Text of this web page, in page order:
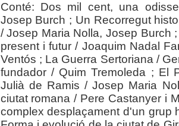
Conté: Dos mil cent, una
Josep Burch ; Un Recorregut
/ Josep Maria Nolla, Josep Burch
present i futur / Joaquim Nadal
Ventós ; La Guerra Sertoriana /
fundador / Quim Tremoleda ; El
Julià de Ramis / Josep Maria
ciutat romana / Pere Castanyer i
complex desplaçament d'un grup